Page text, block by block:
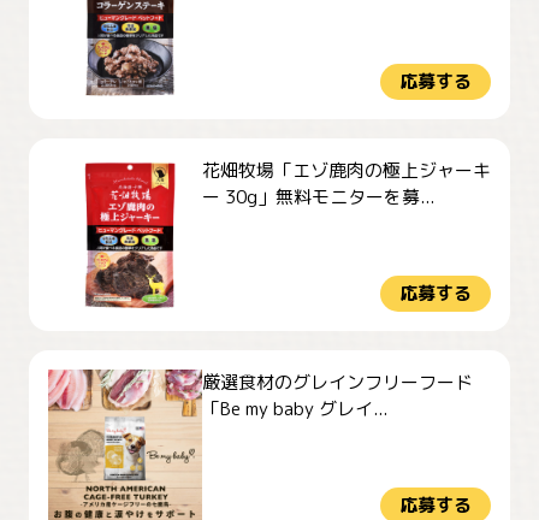
応募する
花畑牧場「エゾ鹿肉の極上ジャーキ
ー 30g」無料モニターを募...
応募する
厳選食材のグレインフリーフード
「Be my baby グレイ...
応募する